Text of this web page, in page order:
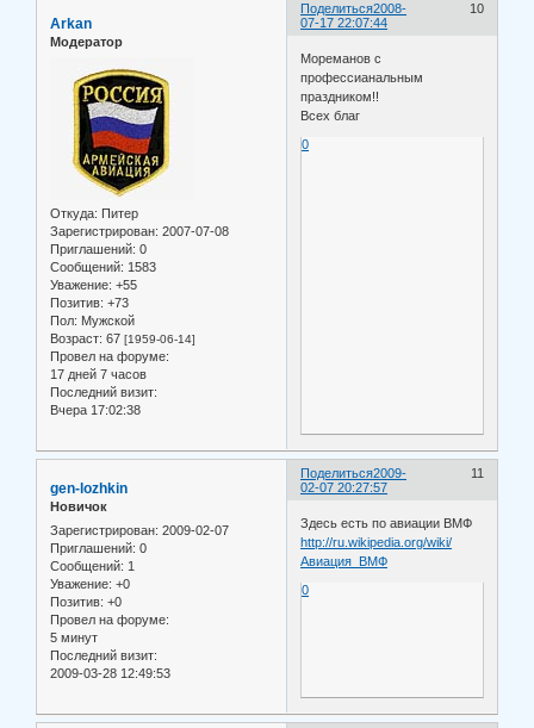
Поделиться 10
2008-
07-17 22:07:44
Arkan
Модератор
Откуда: Питер
Зарегистрирован: 2007-07-08
Приглашений: 0
Сообщений: 1583
Уважение: +55
Позитив: +73
Пол: Мужской
Возраст: 67 [1959-06-14]
Провел на форуме:
17 дней 7 часов
Последний визит:
Вчера 17:02:38
Мореманов с
профессианальным
праздником!!
Всех благ
0
Поделиться 11
2009-
02-07 20:27:57
gen-lozhkin
Новичок
Зарегистрирован: 2009-02-07
Приглашений: 0
Сообщений: 1
Уважение: +0
Позитив: +0
Провел на форуме:
5 минут
Последний визит:
2009-03-28 12:49:53
Здесь есть по авиации ВМФ
http://ru.wikipedia.org/wiki/
Авиация_ВМФ
0